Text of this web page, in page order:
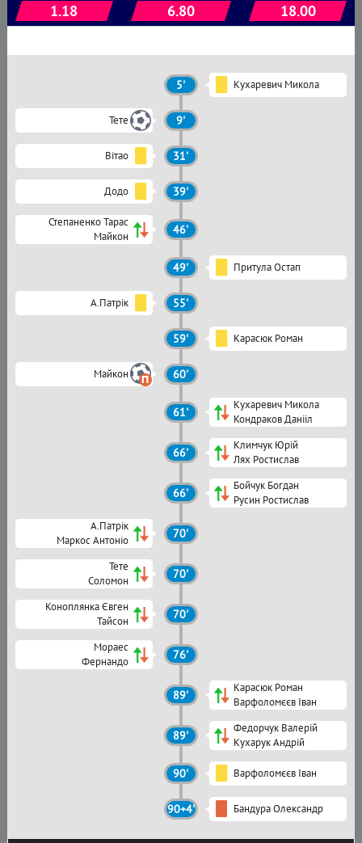
1.18 6.80 18.00
5' Кухаревич Микола
Тете 9'
Вітао 31'
Додо 39'
Степаненко Тарас
Майкон
46'
49' Притула Остап
А.Патрік 55'
59' Карасюк Роман
Майкон 60'
61'
Кухаревич Микола
Кондраков Данііл
66'
Климчук Юрій
Лях Ростислав
66'
Бойчук Богдан
Русин Ростислав
А.Патрік
Маркос Антоніо
70'
Тете
Соломон
70'
Коноплянка Євген
Тайсон
70'
Мораес
Фернандо
76'
89'
Карасюк Роман
Варфоломєєв Іван
89'
Федорчук Валерій
Кухарук Андрій
90' Варфоломєєв Іван
90+4' Бандура Олександр